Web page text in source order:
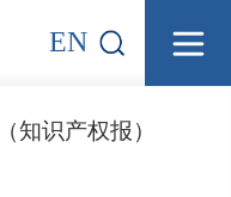
EN
知识产权报）